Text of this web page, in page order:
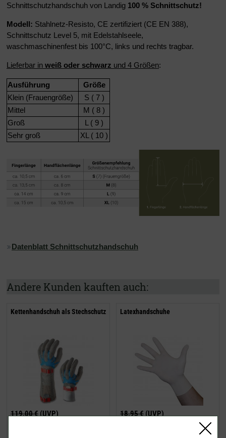
Schnittschutzhandschuh von Landig 100 % Schnittschutz!
Modell: Stahlnetz-Resisto, CE zertifiziert (CE EN 388),
Schnittschutz Level 5, mit Edelstahlseele,
waschmaschinenfest bis 100°C, links und rechts tragbar.
Lieferbar in weiß oder schwarz und 4 Größen:
Ausführung
Größe
Klein (Frauengröße)
S ( 7 )
Mittel
M ( 8 )
Groß
L ( 9 )
Sehr groß
XL ( 10 )
Datenblatt Schnittschutzhandschuh
Andere Kunden kauften auch:
Kettenhandschuh als Stechschutz
119,00 € (UVP)
Latexhandschuhe
18,95 € (UVP)